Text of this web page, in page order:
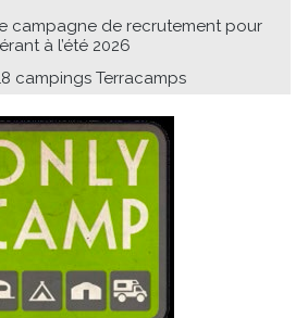
campagne de recrutement pour
à l’été 2026
campings Terracamps